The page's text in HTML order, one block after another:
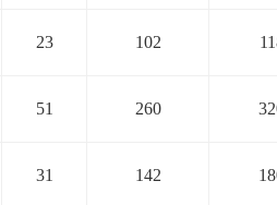
23 102
51 260
31 142